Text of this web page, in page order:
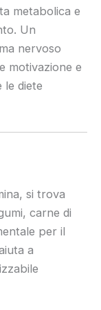
metabolica e
Un
nervoso
motivazione e
le diete
si trova
carne di
per il
a